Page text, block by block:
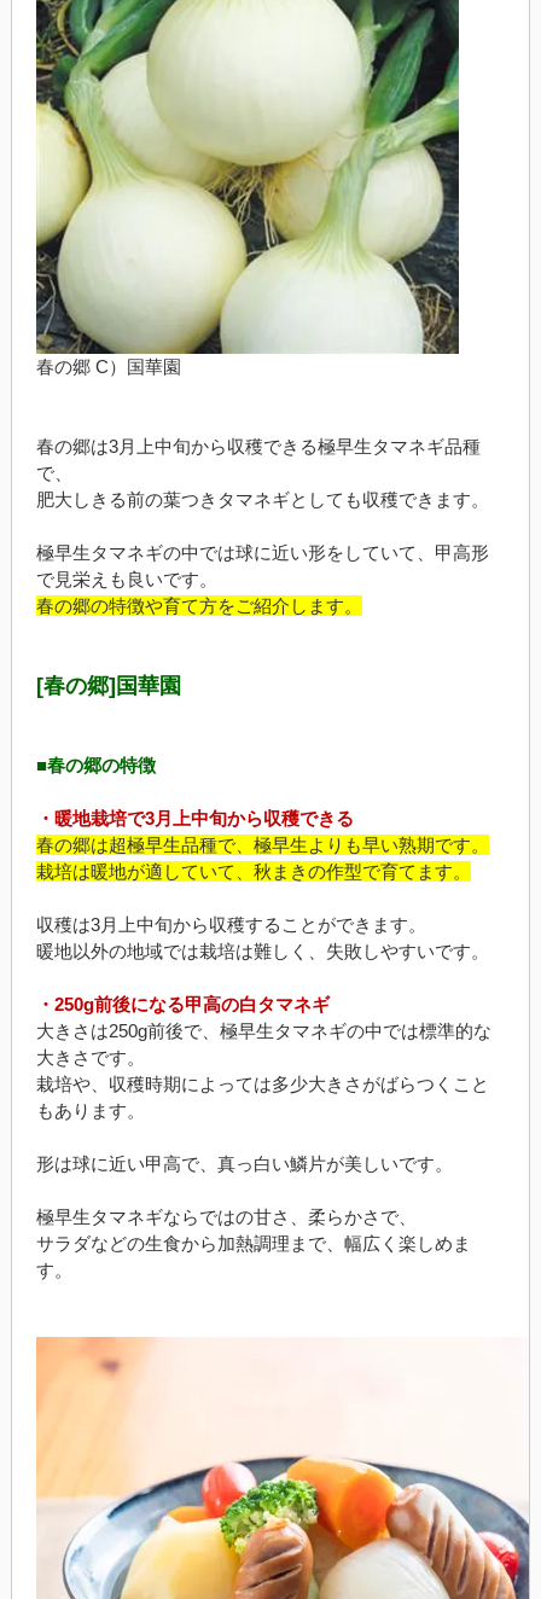
春の郷 C）国華園
春の郷は3月上中旬から収穫できる極早生タマネギ品種
で、
肥大しきる前の葉つきタマネギとしても収穫できます。
極早生タマネギの中では球に近い形をしていて、甲高形
で見栄えも良いです。
春の郷の特徴や育て方をご紹介します。
[春の郷]国華園
■春の郷の特徴
・暖地栽培で3月上中旬から収穫できる
春の郷は超極早生品種で、極早生よりも早い熟期です。
栽培は暖地が適していて、秋まきの作型で育てます。
収穫は3月上中旬から収穫することができます。
暖地以外の地域では栽培は難しく、失敗しやすいです。
・250g前後になる甲高の白タマネギ
大きさは250g前後で、極早生タマネギの中では標準的な
大きさです。
栽培や、収穫時期によっては多少大きさがばらつくこと
もあります。
形は球に近い甲高で、真っ白い鱗片が美しいです。
極早生タマネギならではの甘さ、柔らかさで、
サラダなどの生食から加熱調理まで、幅広く楽しめま
す。